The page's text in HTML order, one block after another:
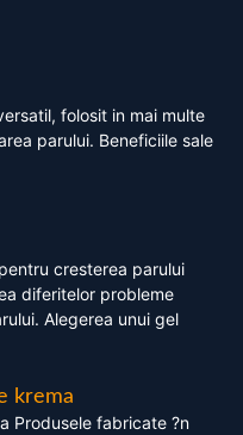
folosit in mai multe
parului. Beneficiile sale
cresterea parului
diferitelor probleme
Alegerea unui gel
krema
Produsele fabricate ?n